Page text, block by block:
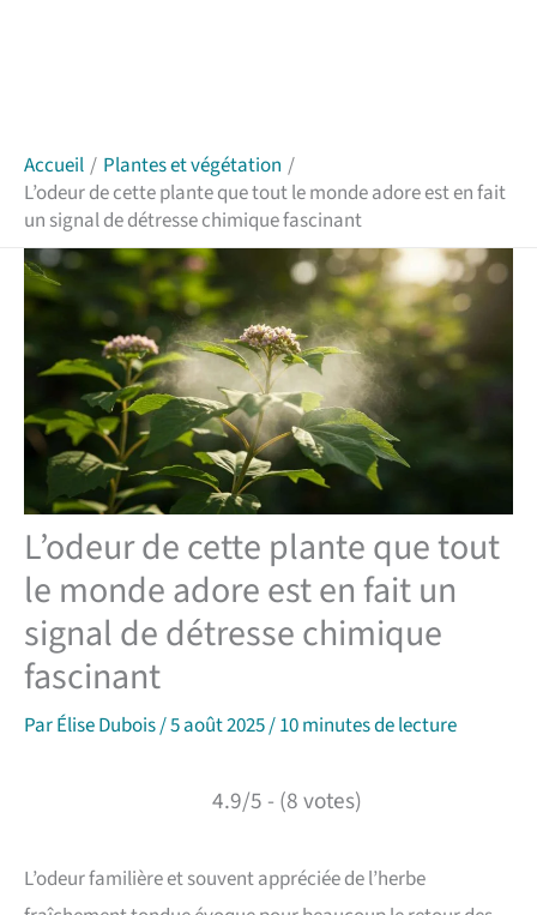
Accueil
Plantes et végétation
L’odeur de cette plante que tout le monde adore est en fait
un signal de détresse chimique fascinant
L’odeur de cette plante que tout
le monde adore est en fait un
signal de détresse chimique
fascinant
ParÉlise Dubois/5 août 2025/10 minutes de lecture
4.9/5 - (8 votes)
L’odeur familière et souvent appréciée de l’herbe